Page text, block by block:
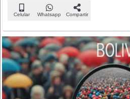
Celular Whatsapp Compartir